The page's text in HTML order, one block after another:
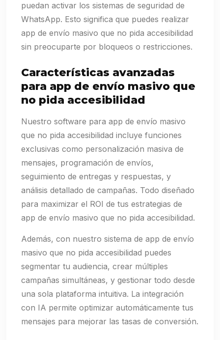
puedan activar los sistemas de seguridad de
WhatsApp. Esto significa que puedes realizar
app de envío masivo que no pida accesibilidad
sin preocuparte por bloqueos o restricciones.
Características avanzadas
para app de envío masivo que
no pida accesibilidad
Nuestro software para app de envío masivo
que no pida accesibilidad incluye funciones
exclusivas como personalización masiva de
mensajes, programación de envíos,
seguimiento de entregas y respuestas, y
análisis detallado de campañas. Todo diseñado
para maximizar el ROI de tus estrategias de
app de envío masivo que no pida accesibilidad.
Además, con nuestro sistema de app de envío
masivo que no pida accesibilidad puedes
segmentar tu audiencia, crear múltiples
campañas simultáneas, y gestionar todo desde
una sola plataforma intuitiva. La integración
con IA permite optimizar automáticamente tus
mensajes para mejorar las tasas de conversión.